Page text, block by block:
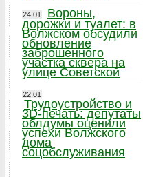
24.01
Вороны,
дорожки и туалет: в
Волжском обсудили
обновление
заброшенного
участка сквера на
улице Советской
22.01
Трудоустройство и
3D-печать: депутаты
облдумы оценили
успехи Волжского
дома
соцобслуживания